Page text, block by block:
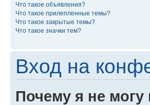
Что такое объявления?
Что такое прилепленные темы?
Что такое закрытые темы?
Что такое значки тем?
Вход на
Почему я не могу